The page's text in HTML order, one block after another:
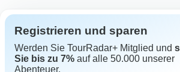
Support
Kontakt
Registrieren und sparen
Werden Sie TourRadar+ Mitglied und
Sie bis zu 7% auf alle 50.000 unserer
Abenteuer.